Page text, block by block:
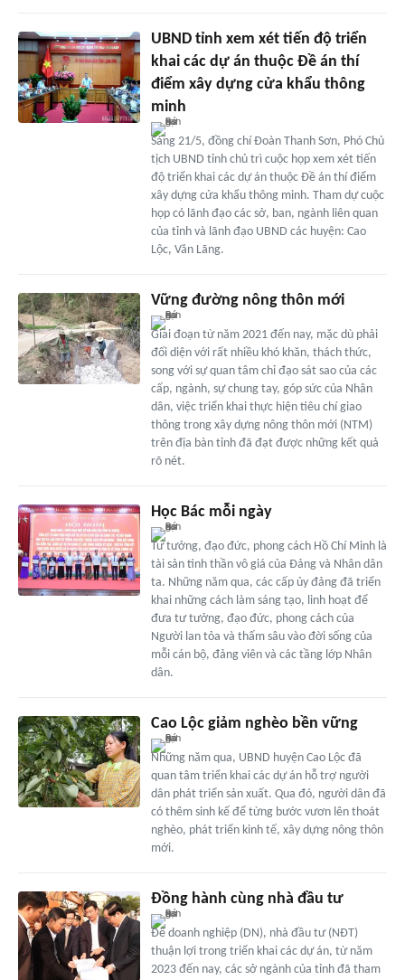
UBND tỉnh xem xét tiến độ triển
khai các dự án thuộc Đề án thí
điểm xây dựng cửa khẩu thông
minh
Sáng 21/5, đồng chí Đoàn Thanh Sơn, Phó Chủ
tịch UBND tỉnh chủ trì cuộc họp xem xét tiến
độ triển khai các dự án thuộc Đề án thí điểm
xây dựng cửa khẩu thông minh. Tham dự cuộc
họp có lãnh đạo các sở, ban, ngành liên quan
của tỉnh và lãnh đạo UBND các huyện: Cao
Lộc, Văn Lãng.
Vững đường nông thôn mới
Giai đoạn từ năm 2021 đến nay, mặc dù phải
đối diện với rất nhiều khó khăn, thách thức,
song với sự quan tâm chỉ đạo sát sao của các
cấp, ngành, sự chung tay, góp sức của Nhân
dân, việc triển khai thực hiện tiêu chí giao
thông trong xây dựng nông thôn mới (NTM)
trên địa bàn tỉnh đã đạt được những kết quả
rõ nét.
Học Bác mỗi ngày
Tư tưởng, đạo đức, phong cách Hồ Chí Minh là
tài sản tinh thần vô giá của Đảng và Nhân dân
ta. Những năm qua, các cấp ủy đảng đã triển
khai những cách làm sáng tạo, linh hoạt để
đưa tư tưởng, đạo đức, phong cách của
Người lan tỏa và thấm sâu vào đời sống của
mỗi cán bộ, đảng viên và các tầng lớp Nhân
dân.
Cao Lộc giảm nghèo bền vững
Những năm qua, UBND huyện Cao Lộc đã
quan tâm triển khai các dự án hỗ trợ người
dân phát triển sản xuất. Qua đó, người dân đã
có thêm sinh kế để từng bước vươn lên thoát
nghèo, phát triển kinh tế, xây dựng nông thôn
mới.
Đồng hành cùng nhà đầu tư
Để doanh nghiệp (DN), nhà đầu tư (NĐT)
thuận lợi trong triển khai các dự án, từ năm
2023 đến nay, các sở ngành của tỉnh đã tham